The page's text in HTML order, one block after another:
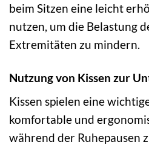
beim Sitzen eine leicht
nutzen, um die Belastung
Extremitäten zu mindern.
Nutzung von Kissen zur
Kissen spielen eine
komfortable und
während der Ruhepausen